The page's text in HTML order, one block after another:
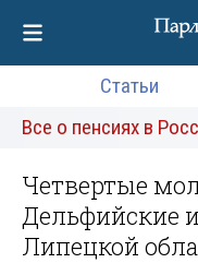
Статьи
Все о пенсиях в
Четвертые
Дельфийские
Липецкой